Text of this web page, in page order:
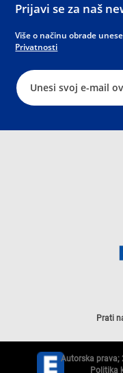
Prijavi se za naš
Više o načinu obrade
Privatnosti
Prati
Autorska prava;
Politika